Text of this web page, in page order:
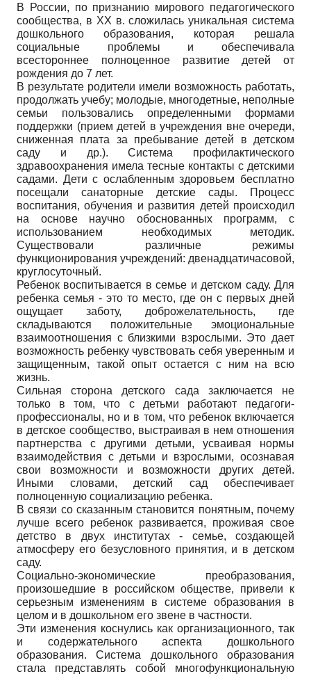
В России, по признанию мирового педагогического
сообщества, в XX в. сложилась уникальная система
дошкольного образования, которая решала
социальные проблемы и обеспечивала
всестороннее полноценное развитие детей от
рождения до 7 лет.
В результате родители имели возможность работать,
продолжать учебу; молодые, многодетные, неполные
семьи пользовались определенными формами
поддержки (прием детей в учреждения вне очереди,
сниженная плата за пребывание детей в детском
саду и др.). Система профилактического
здравоохранения имела тесные контакты с детскими
садами. Дети с ослабленным здоровьем бесплатно
посещали санаторные детские сады. Процесс
воспитания, обучения и развития детей происходил
на основе научно обоснованных программ, с
использованием необходимых методик.
Существовали различные режимы
функционирования учреждений: двенадцатичасовой,
круглосуточный.
Ребенок воспитывается в семье и детском саду. Для
ребенка семья - это то место, где он с первых дней
ощущает заботу, доброжелательность, где
складываются положительные эмоциональные
взаимоотношения с близкими взрослыми. Это дает
возможность ребенку чувствовать себя уверенным и
защищенным, такой опыт остается с ним на всю
жизнь.
Сильная сторона детского сада заключается не
только в том, что с детьми работают педагоги-
профессионалы, но и в том, что ребенок включается
в детское сообщество, выстраивая в нем отношения
партнерства с другими детьми, усваивая нормы
взаимодействия с детьми и взрослыми, осознавая
свои возможности и возможности других детей.
Иными словами, детский сад обеспечивает
полноценную социализацию ребенка.
В связи со сказанным становится понятным, почему
лучше всего ребенок развивается, проживая свое
детство в двух институтах - семье, создающей
атмосферу его безусловного принятия, и в детском
саду.
Социально-экономические преобразования,
произошедшие в российском обществе, привели к
серьезным изменениям в системе образования в
целом и в дошкольном его звене в частности.
Эти изменения коснулись как организационного, так
и содержательного аспекта дошкольного
образования. Система дошкольного образования
стала представлять собой многофункциональную